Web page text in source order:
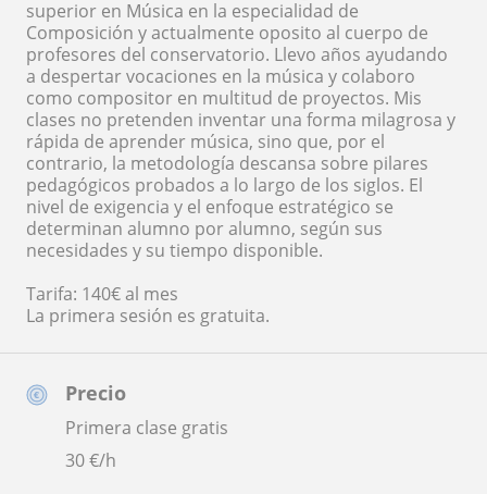
Precio
Primera clase gratis
30€/h
superior en Música en la especialidad de
Composición y actualmente oposito al cuerpo de
profesores del conservatorio. Llevo años ayudando
a despertar vocaciones en la música y colaboro
como compositor en multitud de proyectos. Mis
clases no pretenden inventar una forma milagrosa y
rápida de aprender música, sino que, por el
contrario, la metodología descansa sobre pilares
pedagógicos probados a lo largo de los siglos. El
nivel de exigencia y el enfoque estratégico se
determinan alumno por alumno, según sus
necesidades y su tiempo disponible.
Tarifa: 140€ al mes
La primera sesión es gratuita.